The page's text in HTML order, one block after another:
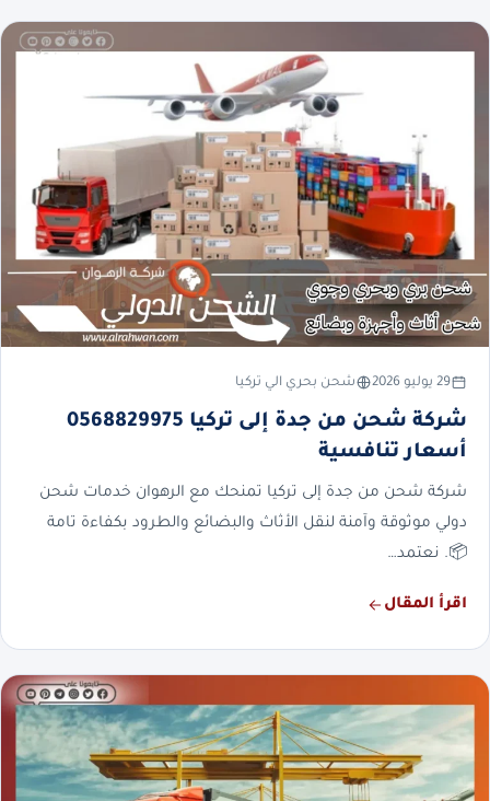
29 يوليو 2026 شحن بحري الي تركيا
شركة شحن من جدة إلى تركيا 0568829975
أسعار تنافسية
شركة شحن من جدة إلى تركيا تمنحك مع الرهوان خدمات شحن
دولي موثوقة وآمنة لنقل الأثاث والبضائع والطرود بكفاءة تامة
📦. نعتمد…
اقرأ المقال